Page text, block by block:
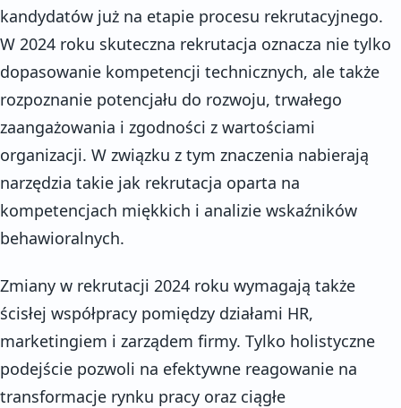
kandydatów już na etapie procesu rekrutacyjnego.
W 2024 roku skuteczna rekrutacja oznacza nie tylko
dopasowanie kompetencji technicznych, ale także
rozpoznanie potencjału do rozwoju, trwałego
zaangażowania i zgodności z wartościami
organizacji. W związku z tym znaczenia nabierają
narzędzia takie jak rekrutacja oparta na
kompetencjach miękkich i analizie wskaźników
behawioralnych.
Zmiany w rekrutacji 2024 roku wymagają także
ścisłej współpracy pomiędzy działami HR,
marketingiem i zarządem firmy. Tylko holistyczne
podejście pozwoli na efektywne reagowanie na
transformacje rynku pracy oraz ciągłe